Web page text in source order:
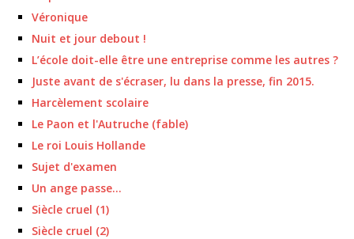
Véronique
Nuit et jour debout !
L’école doit-elle être une entreprise comme les autres ?
Juste avant de s'écraser, lu dans la presse, fin 2015.
Harcèlement scolaire
Le Paon et l'Autruche (fable)
Le roi Louis Hollande
Sujet d'examen
Un ange passe…
Siècle cruel (1)
Siècle cruel (2)